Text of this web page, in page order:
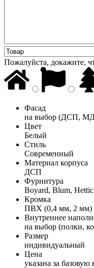
Пожалуйста, докажите,
Фасад
на выбор (ДСП,
Цвет
Белый
Стиль
Современный
Материал корпуса
ДСП
Фурнитура
Boyard, Blum,
Кромка
ПВХ (0,4 мм, 2 мм)
Внутреннее
на выбор (полки,
Размер
индивидуальный
Цена
указана за